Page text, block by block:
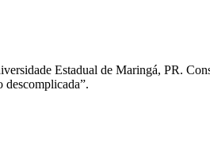
Estadual de Maringá, PR.
descomplicada”.